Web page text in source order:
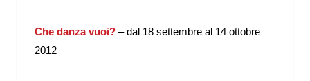
Che danza vuoi? – dal 18 settembre al 14 ottobre
2012